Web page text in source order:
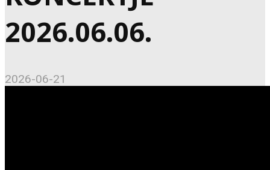
2026.06.06.
2026-06-21